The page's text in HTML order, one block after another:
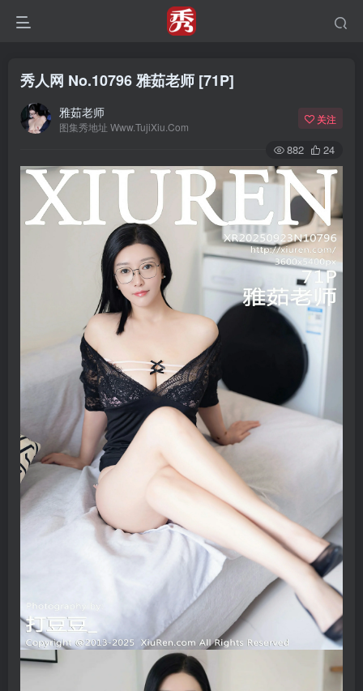
秀人网 No.10796 雅茹老师 [71P]
雅茹老师
图集秀地址 Www.TujiXiu.Com
关注
882 24